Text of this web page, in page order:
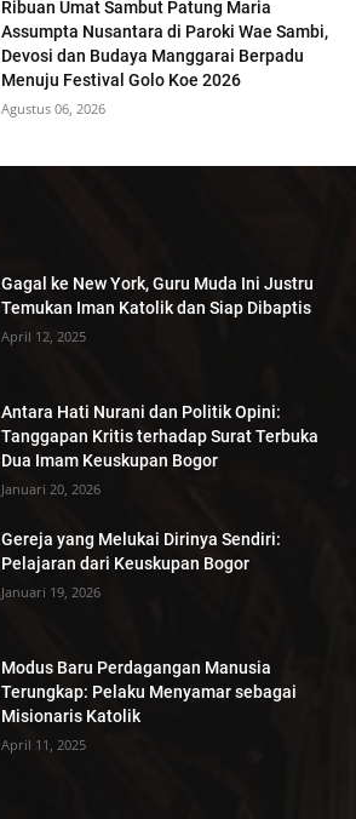
Ribuan Umat Sambut Patung Maria
Assumpta Nusantara di Paroki Wae Sambi,
Devosi dan Budaya Manggarai Berpadu
Menuju Festival Golo Koe 2026
Agustus 06, 2026
Gagal ke New York, Guru Muda Ini Justru
Temukan Iman Katolik dan Siap Dibaptis
April 12, 2025
Antara Hati Nurani dan Politik Opini:
Tanggapan Kritis terhadap Surat Terbuka
Dua Imam Keuskupan Bogor
Januari 20, 2026
Gereja yang Melukai Dirinya Sendiri:
Pelajaran dari Keuskupan Bogor
Januari 19, 2026
Modus Baru Perdagangan Manusia
Terungkap: Pelaku Menyamar sebagai
Misionaris Katolik
April 11, 2025